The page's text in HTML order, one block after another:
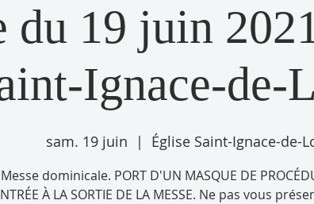
du 19 juin
Ignace-de-
sam. 19 juin
  |
Église Saint-Ignace-de-
Messe dominicale. PORT D'UN MASQUE DE
À LA SORTIE DE LA MESSE. Ne pas vous